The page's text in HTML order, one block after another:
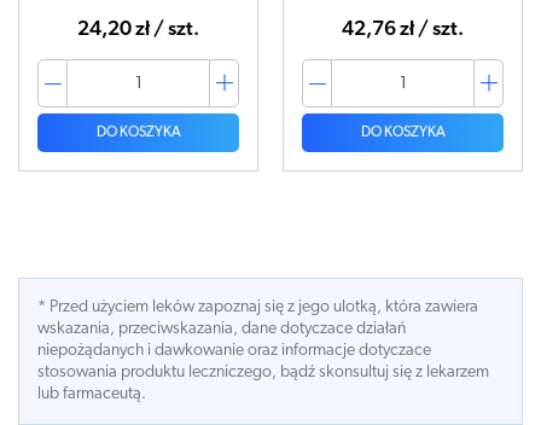
24,20 zł / szt.
DO KOSZYKA
42,76 zł / szt.
DO KOSZYKA
* Przed użyciem leków zapoznaj się z jego ulotką, która zawiera
wskazania, przeciwskazania, dane dotyczace działań
niepożądanych i dawkowanie oraz informacje dotyczace
stosowania produktu leczniczego, bądź skonsultuj się z lekarzem
lub farmaceutą.